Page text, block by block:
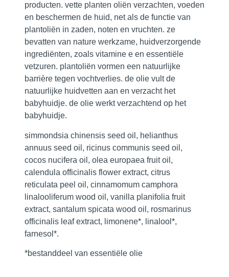
producten. vette planten oliën verzachten, voeden
en beschermen de huid, net als de functie van
plantoliën in zaden, noten en vruchten. ze
bevatten van nature werkzame, huidverzorgende
ingrediënten, zoals vitamine e en essentiële
vetzuren. plantoliën vormen een natuurlijke
barrière tegen vochtverlies. de olie vult de
natuurlijke huidvetten aan en verzacht het
babyhuidje. de olie werkt verzachtend op het
babyhuidje.
simmondsia chinensis seed oil, helianthus
annuus seed oil, ricinus communis seed oil,
cocos nucifera oil, olea europaea fruit oil,
calendula officinalis flower extract, citrus
reticulata peel oil, cinnamomum camphora
linalooliferum wood oil, vanilla planifolia fruit
extract, santalum spicata wood oil, rosmarinus
officinalis leaf extract, limonene*, linalool*,
farnesol*.
*bestanddeel van essentiële olie